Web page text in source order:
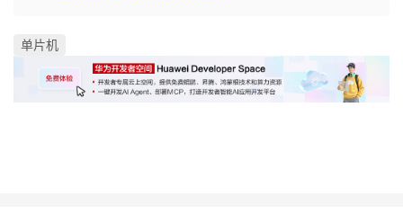
单片机